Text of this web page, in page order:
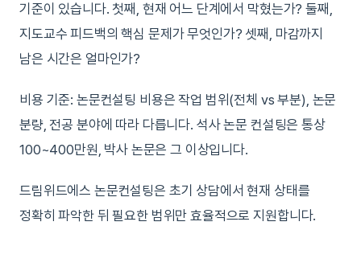
기준이 있습니다. 첫째, 현재 어느 단계에서 막혔는가? 둘째,
지도교수 피드백의 핵심 문제가 무엇인가? 셋째, 마감까지
남은 시간은 얼마인가?
비용 기준: 논문컨설팅 비용은 작업 범위(전체 vs 부분), 논문
분량, 전공 분야에 따라 다릅니다. 석사 논문 컨설팅은 통상
100~400만원, 박사 논문은 그 이상입니다.
드림위드에스 논문컨설팅은 초기 상담에서 현재 상태를
정확히 파악한 뒤 필요한 범위만 효율적으로 지원합니다.